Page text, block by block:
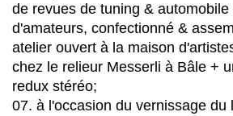
de revues de tuning &
d'amateurs, confectionné &
atelier ouvert à la maison
chez le relieur Messerli à Bâle +
redux stéréo;
07. à l'occasion du vernissage du